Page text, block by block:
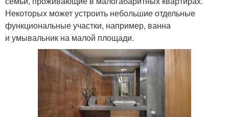
Некоторых может устроить небольшие отдельные
функциональные участки, например, ванна
и умывальник на малой площади.